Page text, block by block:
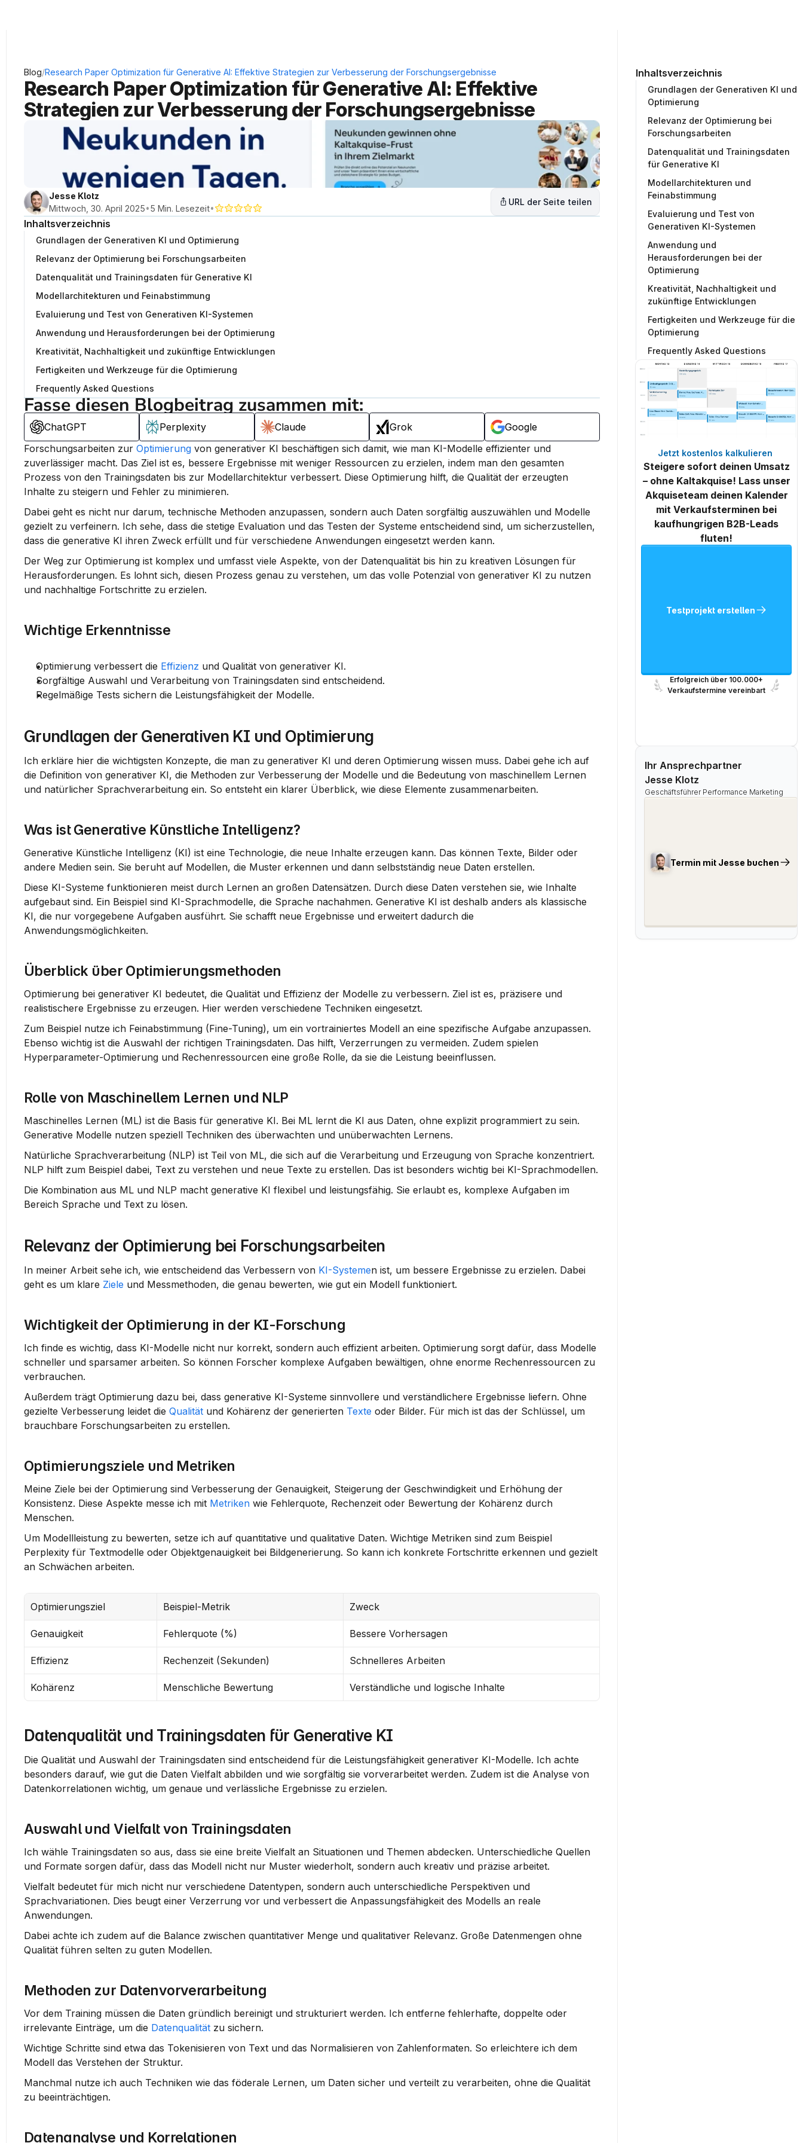
Inhaltsverzeichnis
Grundlagen der Generativen KI und
Optimierung
Relevanz der Optimierung bei
Forschungsarbeiten
Datenqualität und Trainingsdaten
für Generative KI
Modellarchitekturen und
Feinabstimmung
Evaluierung und Test von
Generativen KI-Systemen
Anwendung und
Herausforderungen bei der
Optimierung
Kreativität, Nachhaltigkeit und
zukünftige Entwicklungen
Fertigkeiten und Werkzeuge für die
Optimierung
Frequently Asked Questions
Jetzt kostenlos kalkulieren
Steigere sofort deinen Umsatz
– ohne Kaltakquise! Lass unser
Akquiseteam deinen Kalender
mit Verkaufsterminen bei
kaufhungrigen B2B-Leads
fluten!
Testprojekt erstellen
Erfolgreich über 100.000+
Verkaufstermine vereinbart
Ihr Ansprechpartner
Jesse Klotz
Geschäftsführer Performance Marketing
Termin mit Jesse buchen
Blog/Research Paper Optimization für Generative AI: Effektive Strategien zur Verbesserung der Forschungsergebnisse
Research Paper Optimization für Generative AI: Effektive
Strategien zur Verbesserung der Forschungsergebnisse
Jesse Klotz
Mittwoch, 30. April 2025•5 Min. Lesezeit•
URL der Seite teilen
Inhaltsverzeichnis
Grundlagen der Generativen KI und Optimierung
Relevanz der Optimierung bei Forschungsarbeiten
Datenqualität und Trainingsdaten für Generative KI
Modellarchitekturen und Feinabstimmung
Evaluierung und Test von Generativen KI-Systemen
Anwendung und Herausforderungen bei der Optimierung
Kreativität, Nachhaltigkeit und zukünftige Entwicklungen
Fertigkeiten und Werkzeuge für die Optimierung
Frequently Asked Questions
Fasse diesen Blogbeitrag zusammen mit:
ChatGPT Perplexity Claude Grok
Google
Forschungsarbeiten zur Optimierung von generativer KI beschäftigen sich damit, wie man KI-Modelle effizienter und
zuverlässiger macht. Das Ziel ist es, bessere Ergebnisse mit weniger Ressourcen zu erzielen, indem man den gesamten
Prozess von den Trainingsdaten bis zur Modellarchitektur verbessert. Diese Optimierung hilft, die Qualität der erzeugten
Inhalte zu steigern und Fehler zu minimieren.
Dabei geht es nicht nur darum, technische Methoden anzupassen, sondern auch Daten sorgfältig auszuwählen und Modelle
gezielt zu verfeinern. Ich sehe, dass die stetige Evaluation und das Testen der Systeme entscheidend sind, um sicherzustellen,
dass die generative KI ihren Zweck erfüllt und für verschiedene Anwendungen eingesetzt werden kann.
Der Weg zur Optimierung ist komplex und umfasst viele Aspekte, von der Datenqualität bis hin zu kreativen Lösungen für
Herausforderungen. Es lohnt sich, diesen Prozess genau zu verstehen, um das volle Potenzial von generativer KI zu nutzen
und nachhaltige Fortschritte zu erzielen.
Wichtige Erkenntnisse
Optimierung verbessert die Effizienz und Qualität von generativer KI.
Sorgfältige Auswahl und Verarbeitung von Trainingsdaten sind entscheidend.
Regelmäßige Tests sichern die Leistungsfähigkeit der Modelle.
Grundlagen der Generativen KI und Optimierung
Ich erkläre hier die wichtigsten Konzepte, die man zu generativer KI und deren Optimierung wissen muss. Dabei gehe ich auf
die Definition von generativer KI, die Methoden zur Verbesserung der Modelle und die Bedeutung von maschinellem Lernen
und natürlicher Sprachverarbeitung ein. So entsteht ein klarer Überblick, wie diese Elemente zusammenarbeiten.
Was ist Generative Künstliche Intelligenz?
Generative Künstliche Intelligenz (KI) ist eine Technologie, die neue Inhalte erzeugen kann. Das können Texte, Bilder oder
andere Medien sein. Sie beruht auf Modellen, die Muster erkennen und dann selbstständig neue Daten erstellen.
Diese KI-Systeme funktionieren meist durch Lernen an großen Datensätzen. Durch diese Daten verstehen sie, wie Inhalte
aufgebaut sind. Ein Beispiel sind KI-Sprachmodelle, die Sprache nachahmen. Generative KI ist deshalb anders als klassische
KI, die nur vorgegebene Aufgaben ausführt. Sie schafft neue Ergebnisse und erweitert dadurch die
Anwendungsmöglichkeiten.
Überblick über Optimierungsmethoden
Optimierung bei generativer KI bedeutet, die Qualität und Effizienz der Modelle zu verbessern. Ziel ist es, präzisere und
realistischere Ergebnisse zu erzeugen. Hier werden verschiedene Techniken eingesetzt.
Zum Beispiel nutze ich Feinabstimmung (Fine-Tuning), um ein vortrainiertes Modell an eine spezifische Aufgabe anzupassen.
Hyperparameter-Optimierung und Rechenressourcen eine große Rolle, da sie die Leistung beeinflussen.
Rolle von Maschinellem Lernen und NLP
Maschinelles Lernen (ML) ist die Basis für generative KI. Bei ML lernt die KI aus Daten, ohne explizit programmiert zu sein.
Generative Modelle nutzen speziell Techniken des überwachten und unüberwachten Lernens.
Natürliche Sprachverarbeitung (NLP) ist Teil von ML, die sich auf die Verarbeitung und Erzeugung von Sprache konzentriert.
NLP hilft zum Beispiel dabei, Text zu verstehen und neue Texte zu erstellen. Das ist besonders wichtig bei KI-Sprachmodellen.
Die Kombination aus ML und NLP macht generative KI flexibel und leistungsfähig. Sie erlaubt es, komplexe Aufgaben im
Bereich Sprache und Text zu lösen.
Relevanz der Optimierung bei Forschungsarbeiten
In meiner Arbeit sehe ich, wie entscheidend das Verbessern von KI-Systemen ist, um bessere Ergebnisse zu erzielen. Dabei
geht es um klare Ziele und Messmethoden, die genau bewerten, wie gut ein Modell funktioniert.
Wichtigkeit der Optimierung in der KI-Forschung
Ich finde es wichtig, dass KI-Modelle nicht nur korrekt, sondern auch effizient arbeiten. Optimierung sorgt dafür, dass Modelle
schneller und sparsamer arbeiten. So können Forscher komplexe Aufgaben bewältigen, ohne enorme Rechenressourcen zu
verbrauchen.
Außerdem trägt Optimierung dazu bei, dass generative KI-Systeme sinnvollere und verständlichere Ergebnisse liefern. Ohne
gezielte Verbesserung leidet die Qualität und Kohärenz der generierten Texte oder Bilder. Für mich ist das der Schlüssel, um
brauchbare Forschungsarbeiten zu erstellen.
Optimierungsziele und Metriken
Meine Ziele bei der Optimierung sind Verbesserung der Genauigkeit, Steigerung der Geschwindigkeit und Erhöhung der
Konsistenz. Diese Aspekte messe ich mit Metriken wie Fehlerquote, Rechenzeit oder Bewertung der Kohärenz durch
Menschen.
Um Modellleistung zu bewerten, setze ich auf quantitative und qualitative Daten. Wichtige Metriken sind zum Beispiel
Perplexity für Textmodelle oder Objektgenauigkeit bei Bildgenerierung. So kann ich konkrete Fortschritte erkennen und gezielt
an Schwächen arbeiten.
Optimierungsziel Beispiel-Metrik Zweck
Genauigkeit Fehlerquote (%) Bessere Vorhersagen
Effizienz Rechenzeit (Sekunden) Schnelleres Arbeiten
Kohärenz Menschliche Bewertung Verständliche und logische Inhalte
Datenqualität und Trainingsdaten für Generative KI
Die Qualität und Auswahl der Trainingsdaten sind entscheidend für die Leistungsfähigkeit generativer KI-Modelle. Ich achte
besonders darauf, wie gut die Daten Vielfalt abbilden und wie sorgfältig sie vorverarbeitet werden. Zudem ist die Analyse von
Datenkorrelationen wichtig, um genaue und verlässliche Ergebnisse zu erzielen.
Auswahl und Vielfalt von Trainingsdaten
Ich wähle Trainingsdaten so aus, dass sie eine breite Vielfalt an Situationen und Themen abdecken. Unterschiedliche Quellen
und Formate sorgen dafür, dass das Modell nicht nur Muster wiederholt, sondern auch kreativ und präzise arbeitet.
Vielfalt bedeutet für mich nicht nur verschiedene Datentypen, sondern auch unterschiedliche Perspektiven und
Sprachvariationen. Dies beugt einer Verzerrung vor und verbessert die Anpassungsfähigkeit des Modells an reale
Anwendungen.
Dabei achte ich zudem auf die Balance zwischen quantitativer Menge und qualitativer Relevanz. Große Datenmengen ohne
Qualität führen selten zu guten Modellen.
Methoden zur Datenvorverarbeitung
Vor dem Training müssen die Daten gründlich bereinigt und strukturiert werden. Ich entferne fehlerhafte, doppelte oder
irrelevante Einträge, um die Datenqualität zu sichern.
Wichtige Schritte sind etwa das Tokenisieren von Text und das Normalisieren von Zahlenformaten. So erleichtere ich dem
Modell das Verstehen der Struktur.
Manchmal nutze ich auch Techniken wie das föderale Lernen, um Daten sicher und verteilt zu verarbeiten, ohne die Qualität
zu beeinträchtigen.
Datenanalyse und Korrelationen